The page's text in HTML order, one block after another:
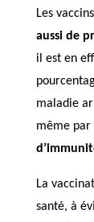
Les
aussi de
il est en
maladie
même par
La
santé, à